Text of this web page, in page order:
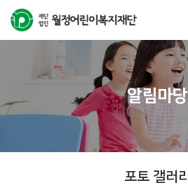
알림마당
포토 갤러리